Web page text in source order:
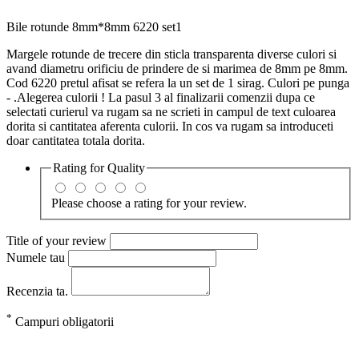
Bile rotunde 8mm*8mm 6220 set1
Margele rotunde de trecere din sticla transparenta diverse culori si
avand diametru orificiu de prindere de si marimea de 8mm pe 8mm.
Cod 6220 pretul afisat se refera la un set de 1 sirag. Culori pe punga
- .Alegerea culorii ! La pasul 3 al finalizarii comenzii dupa ce
selectati curierul va rugam sa ne scrieti in campul de text culoarea
dorita si cantitatea aferenta culorii. In cos va rugam sa introduceti
doar cantitatea totala dorita.
Rating forQuality
Please choose a rating for your review.
Title of your review
Numele tau
Recenzia ta.
* Campuri obligatorii